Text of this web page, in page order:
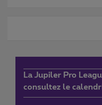
La Jupiler Pro
consultez le